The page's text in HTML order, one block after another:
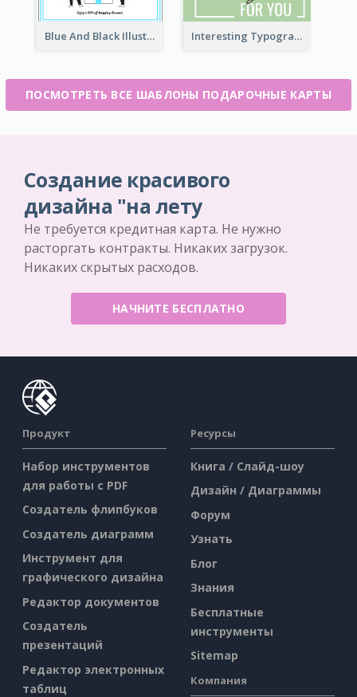
Blue And Black Illustration Gift Card Interesting Typography Gift Card For You
ПОСМОТРЕТЬ ВСЕ ШАБЛОНЫ ПОДАРОЧНЫЕ КАРТЫ
Создание красивого
дизайна "на лету
Не требуется кредитная карта. Не нужно
расторгать контракты. Никаких загрузок.
Никаких скрытых расходов.
НАЧНИТЕ БЕСПЛАТНО
Продукт
Набор инструментов
для работы с PDF
Создатель флипбуков
Создатель диаграмм
Инструмент для
графического дизайна
Редактор документов
Создатель
презентаций
Редактор электронных
таблиц
Ресурсы
Книга / Слайд-шоу
Дизайн / Диаграммы
Форум
Узнать
Блог
Знания
Бесплатные
инструменты
Sitemap
Компания